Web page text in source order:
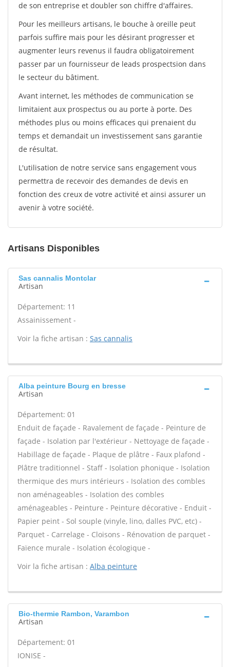
de son entreprise et doubler son chiffre d'affaires.
Pour les meilleurs artisans, le bouche à oreille peut
parfois suffire mais pour les désirant progresser et
augmenter leurs revenus il faudra obligatoirement
passer par un fournisseur de leads prospectsion dans
le secteur du bâtiment.
Avant internet, les méthodes de communication se
limitaient aux prospectus ou au porte à porte. Des
méthodes plus ou moins efficaces qui prenaient du
temps et demandait un investissement sans garantie
de résultat.
L'utilisation de notre service sans engagement vous
permettra de recevoir des demandes de devis en
fonction des creux de votre activité et ainsi assurer un
avenir à votre société.
Artisans Disponibles
Sas cannalis Montclar
Artisan
Département: 11
Assainissement -
Voir la fiche artisan : Sas cannalis
Alba peinture Bourg en bresse
Artisan
Département: 01
Enduit de façade - Ravalement de façade - Peinture de
façade - Isolation par l'extérieur - Nettoyage de façade -
Habillage de façade - Plaque de plâtre - Faux plafond -
Plâtre traditionnel - Staff - Isolation phonique - Isolation
thermique des murs intérieurs - Isolation des combles
non aménageables - Isolation des combles
aménageables - Peinture - Peinture décorative - Enduit -
Papier peint - Sol souple (vinyle, lino, dalles PVC, etc) -
Parquet - Carrelage - Cloisons - Rénovation de parquet -
Faïence murale - Isolation écologique -
Voir la fiche artisan : Alba peinture
Bio-thermie Rambon, Varambon
Artisan
Département: 01
IONISE -